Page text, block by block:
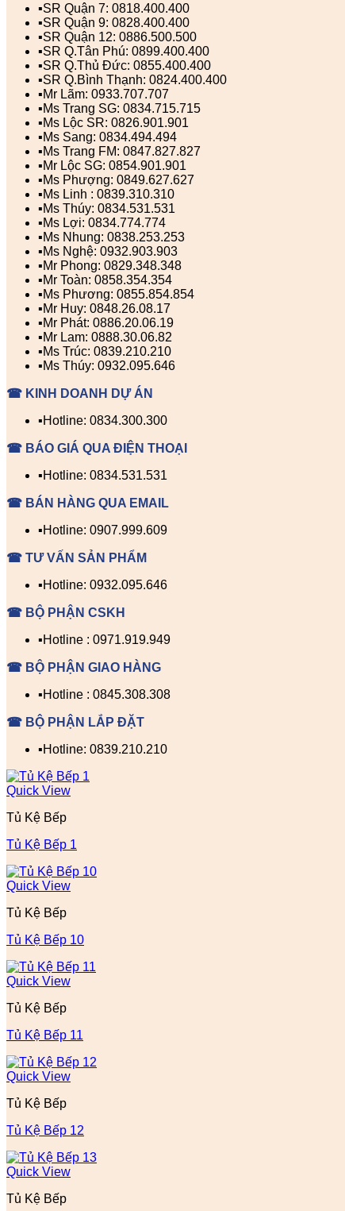
▪️SR Quận 7: 0818.400.400
▪️SR Quận 9: 0828.400.400
▪️SR Quận 12: 0886.500.500
▪️SR Q.Tân Phú: 0899.400.400
▪️SR Q.Thủ Đức: 0855.400.400
▪️SR Q.Bình Thạnh: 0824.400.400
▪️Mr Lãm: 0933.707.707
▪️Ms Trang SG: 0834.715.715
▪️Ms Lộc SR: 0826.901.901
▪️Ms Sang: 0834.494.494
▪️Ms Trang FM: 0847.827.827
▪️Mr Lộc SG: 0854.901.901
▪️Ms Phượng: 0849.627.627
▪️Ms Linh : 0839.310.310
▪️Ms Thúy: 0834.531.531
▪️Ms Lợi: 0834.774.774
▪️Ms Nhung: 0838.253.253
▪️Ms Nghệ: 0932.903.903
▪️Mr Phong: 0829.348.348
▪️Mr Toàn: 0858.354.354
▪️Ms Phương: 0855.854.854
▪️Mr Huy: 0848.26.08.17
▪️Mr Phát: 0886.20.06.19
▪️Mr Lam: 0888.30.06.82
▪️Ms Trúc: 0839.210.210
▪️Ms Thúy: 0932.095.646
☎ KINH DOANH DỰ ÁN
▪️Hotline: 0834.300.300
☎ BÁO GIÁ QUA ĐIỆN THOẠI
▪️Hotline: 0834.531.531
☎ BÁN HÀNG QUA EMAIL
▪️Hotline: 0907.999.609
☎ TƯ VẤN SẢN PHẨM
▪️Hotline: 0932.095.646
☎ BỘ PHẬN CSKH
▪️Hotline : 0971.919.949
☎ BỘ PHẬN GIAO HÀNG
▪️Hotline : 0845.308.308
☎ BỘ PHẬN LẮP ĐẶT
▪️Hotline: 0839.210.210
Quick View
Tủ Kệ Bếp
Tủ Kệ Bếp 1
Quick View
Tủ Kệ Bếp
Tủ Kệ Bếp 10
Quick View
Tủ Kệ Bếp
Tủ Kệ Bếp 11
Quick View
Tủ Kệ Bếp
Tủ Kệ Bếp 12
Quick View
Tủ Kệ Bếp